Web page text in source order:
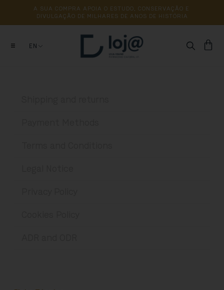
A SUA COMPRA APOIA O ESTUDO, CONSERVAÇÃO E
DIVULGAÇÃO DE MILHARES DE ANOS DE HISTÓRIA
EN